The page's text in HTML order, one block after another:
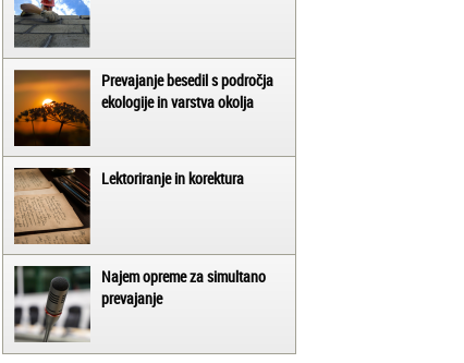
Prevajanje besedil s področja
ekologije in varstva okolja
Lektoriranje in korektura
Najem opreme za simultano
prevajanje